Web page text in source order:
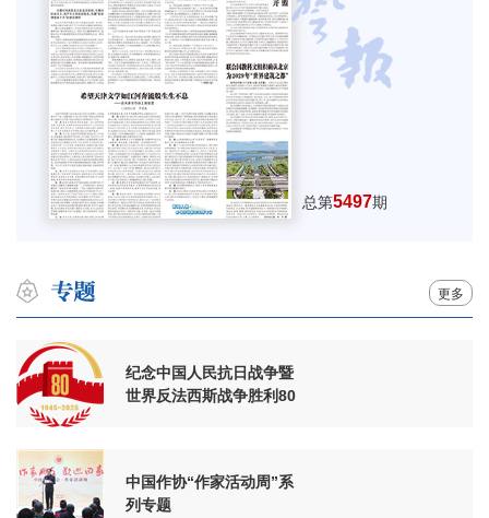
总第5497期
更多
纪念中国人民抗日战争暨
世界反法西斯战争胜利80
中国作协“作家活动周”系
列专题